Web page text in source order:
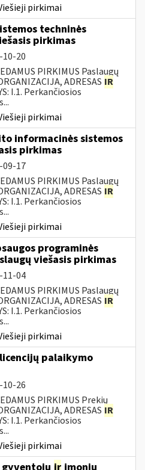
pirkimai
techninės
pirkimas
10-20
PIRKIMUS Paslaugų
ADRESAS IR
I.1. Perkančiosios
pirkimai
informacinės sistemos
pirkimas
09-17
PIRKIMUS Paslaugų
ADRESAS IR
I.1. Perkančiosios
pirkimai
programinės
viešasis pirkimas
11-04
PIRKIMUS Paslaugų
ADRESAS IR
I.1. Perkančiosios
pirkimai
palaikymo
10-26
PIRKIMUS Prekių
ADRESAS IR
I.1. Perkančiosios
pirkimai
ir įmonių